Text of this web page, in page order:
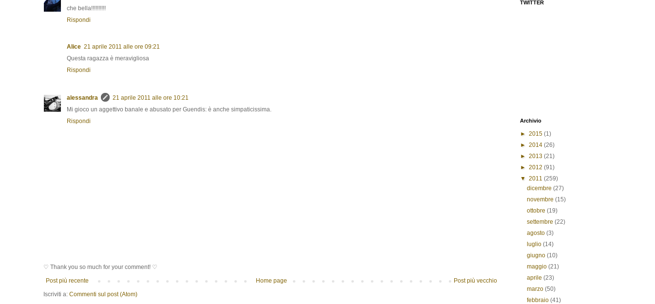
che bella!!!!!!!!!!
Rispondi
Alice 21 aprile 2011 alle ore 09:21
Questa ragazza è meravigliosa
Rispondi
alessandra
21 aprile 2011 alle ore 10:21
Mi gioco un aggettivo banale e abusato per Guendis: è anche simpaticissima.
Rispondi
♡ Thank you so much for your comment! ♡
Post più recente
Post più vecchio
Home page
Iscriviti a: Commenti sul post (Atom)
TWITTER
Archivio
► 2015 (1)
► 2014 (26)
► 2013 (21)
► 2012 (91)
▼ 2011 (259)
dicembre(27)
novembre(15)
ottobre(19)
settembre(22)
agosto(3)
luglio(14)
giugno(10)
maggio(21)
aprile(23)
marzo(50)
febbraio(41)